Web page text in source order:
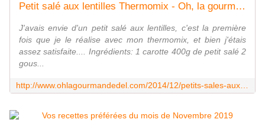
Petit salé aux lentilles Thermomix - Oh, la gourmande..
J'avais envie d'un petit salé aux lentilles, c'est la première
fois que je le réalise avec mon thermomix, et bien j'étais
assez satisfaite.... Ingrédients: 1 carotte 400g de petit salé 2
gous...